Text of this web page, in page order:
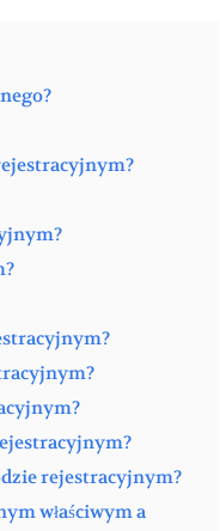
rejestracyjnym?
właściwym a